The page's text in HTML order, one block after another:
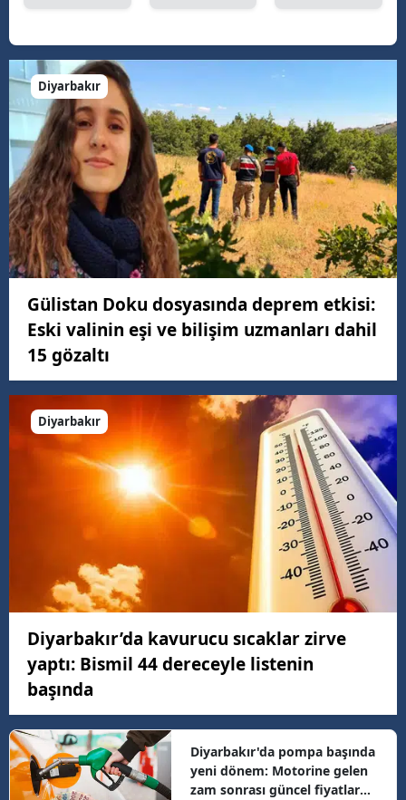
Diyarbakır
Gülistan Doku dosyasında deprem etkisi:
Eski valinin eşi ve bilişim uzmanları dahil
15 gözaltı
Diyarbakır
Diyarbakır’da kavurucu sıcaklar zirve
yaptı: Bismil 44 dereceyle listenin
başında
Diyarbakır'da pompa başında
yeni dönem: Motorine gelen
zam sonrası güncel fiyatlar